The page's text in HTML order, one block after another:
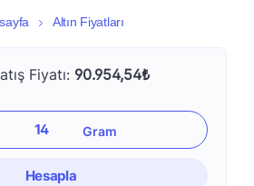
Altın Fiyatları
Fiyatı: 90.954,54₺
Hesapla